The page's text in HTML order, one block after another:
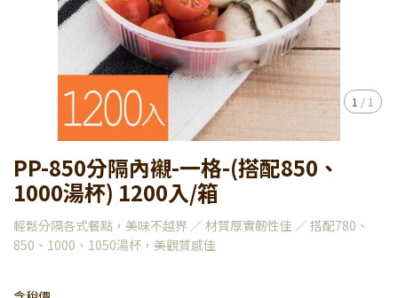
1 / 1
PP-850分隔內襯-一格-(搭配850、
1000湯杯) 1200入/箱
輕鬆分隔各式餐點，美味不越界 ／ 材質厚實韌性佳 ／ 搭配780、
850、1000、1050湯杯，美觀質感佳